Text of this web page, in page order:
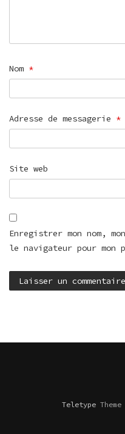
Nom *
Adresse de messagerie *
Site web
Enregistrer mon nom,
le navigateur pour mon
Teletype